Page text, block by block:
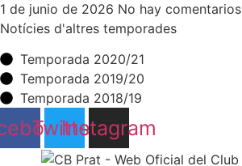
1 de junio de 2026 No hay comentarios
Notícies d'altres temporades
Temporada 2020/21
Temporada 2019/20
Temporada 2018/19
Twitter
Instagram